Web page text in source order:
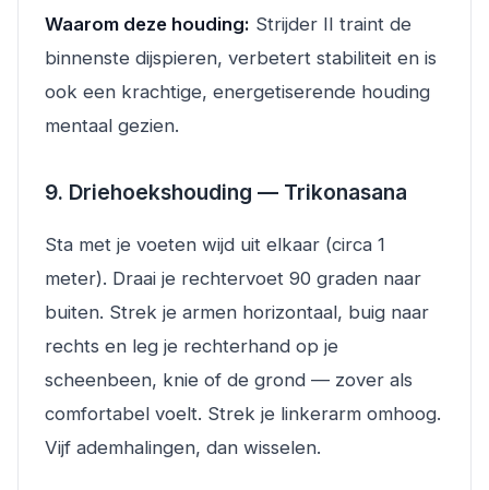
Waarom deze houding: Strijder II traint de
binnenste dijspieren, verbetert stabiliteit en is
ook een krachtige, energetiserende houding
mentaal gezien.
9. Driehoekshouding — Trikonasana
Sta met je voeten wijd uit elkaar (circa 1
meter). Draai je rechtervoet 90 graden naar
buiten. Strek je armen horizontaal, buig naar
rechts en leg je rechterhand op je
scheenbeen, knie of de grond — zover als
comfortabel voelt. Strek je linkerarm omhoog.
Vijf ademhalingen, dan wisselen.